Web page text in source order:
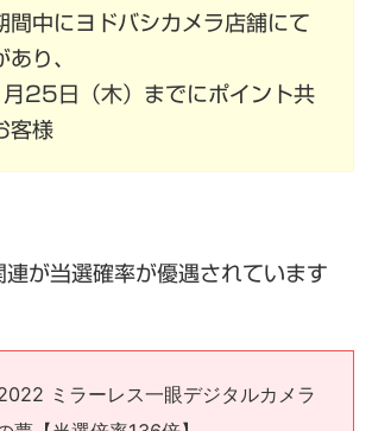
間中にヨドバシカメラ店舗にて
り、
25日（木）までにポイント共
客様
が当選確率が優遇されています
ミラーレス一眼デジタルカメラ